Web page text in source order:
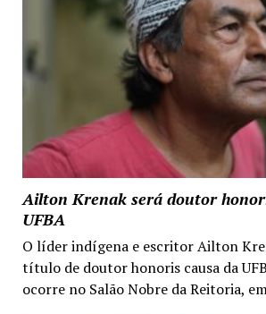
Ailton Krenak será doutor
UFBA
O líder indígena e escritor Ailton
título de doutor honoris causa da
ocorre no Salão Nobre da Reitoria,